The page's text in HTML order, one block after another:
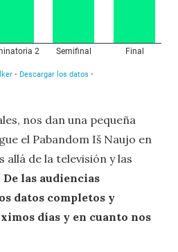
nos dan una pequeña
el Pabandom Iš Naujo en
allá de la televisión y las
De las audiencias
datos completos y
días y en cuanto nos